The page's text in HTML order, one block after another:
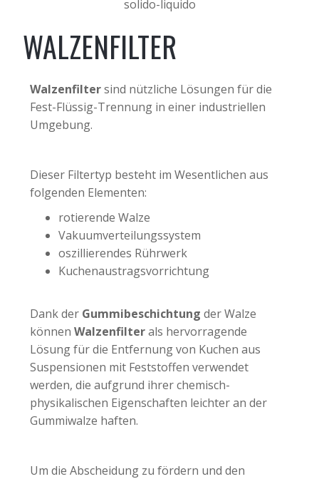
WALZENFILTER
Walzenfiltersind nützliche Lösungen für die
Fest-Flüssig-Trennung in einer industriellen
Umgebung.
Dieser Filtertyp besteht im Wesentlichen aus
folgenden Elementen:
rotierende Walze
Vakuumverteilungssystem
oszillierendes Rührwerk
Kuchenaustragsvorrichtung
Dank der Gummibeschichtung der Walze
könnenWalzenfilterals hervorragende
Lösung für die Entfernung von Kuchen aus
Suspensionen mit Feststoffen verwendet
werden, die aufgrund ihrer chemisch-
physikalischen Eigenschaften leichter an der
Gummiwalze haften.
Um die Abscheidung zu fördern und den